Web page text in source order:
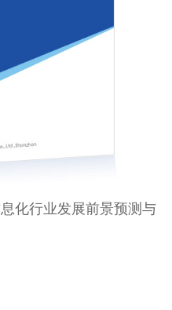
化行业发展前景预测与